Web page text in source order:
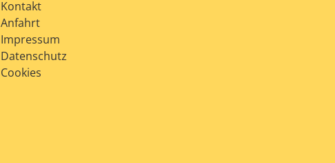
Kontakt
Anfahrt
Impressum
Datenschutz
Cookies